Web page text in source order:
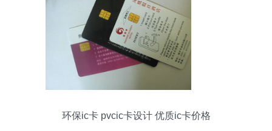
环保ic卡 pvcic卡设计 优质ic卡价格